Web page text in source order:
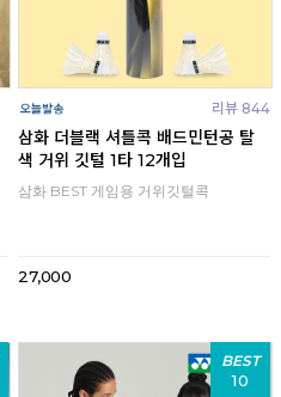
리뷰 844
삼화 더블랙 셔틀콕 배드민턴공 탈
색 거위 깃털 1타 12개입
삼화 BEST 게임용 거위깃털콕
27,000
BEST
10